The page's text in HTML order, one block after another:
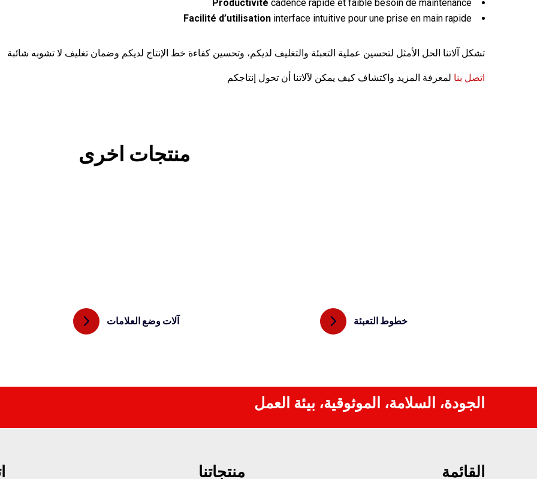
Productivité cadence rapide et faible besoin de maintenance
Facilité d’utilisation interface intuitive pour une prise en main rapide
تشكل آلاتنا الحل الأمثل لتحسين عملية التعبئة والتغليف لديكم، وتحسين كفاءة خط الإنتاج لديكم وضمان تغليف لا تشوبه شائبة
اتصل بنا لمعرفة المزيد واكتشاف كيف يمكن لآلاتنا أن تحول إنتاجكم
منتجات اخرى
خطوط التعبئة آلات وضع العلامات
الجودة، السلامة، الموثوقية، بيئة العمل
القائمة منتجاتنا